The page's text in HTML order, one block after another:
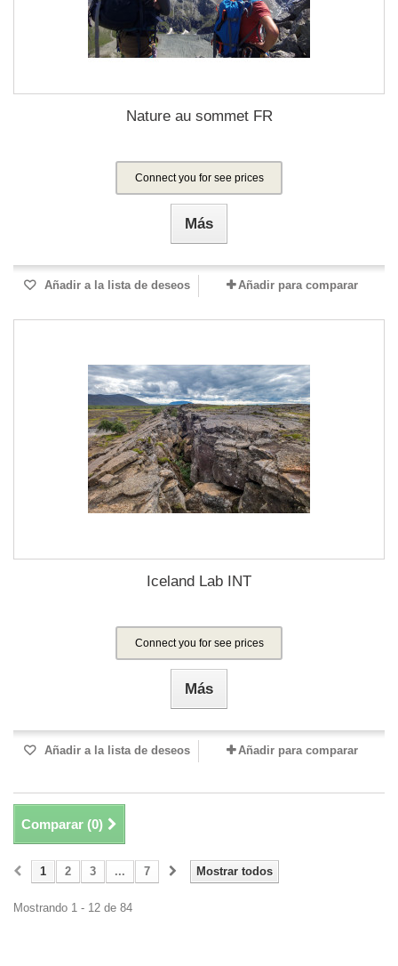
Nature au sommet FR
Connect you for see prices
Más
Añadir a la lista de deseos Añadir para comparar
Iceland Lab INT
Connect you for see prices
Más
Añadir a la lista de deseos Añadir para comparar
Comparar (0)
Mostrar todos
1 2 3 ... 7
Mostrando 1 - 12 de 84